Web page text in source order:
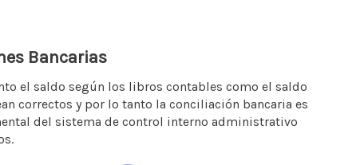
Bancarias
el saldo según los libros contables como el saldo
correctos y por lo tanto la conciliación bancaria es
del sistema de control interno administrativo